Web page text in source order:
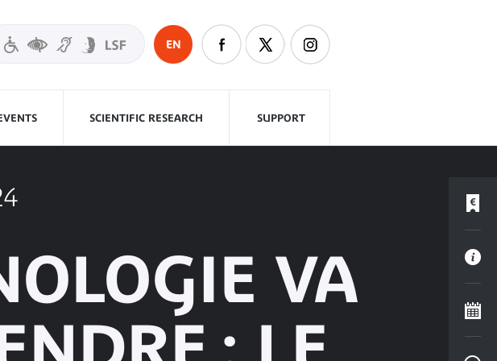
EN
SCIENTIFIC RESEARCH SUPPORT
VA